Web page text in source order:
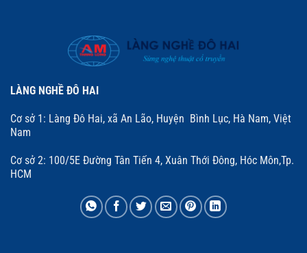
LÀNG NGHỀ ĐÔ HAI
Cơ sở 1: Làng Đô Hai, xã An Lão, Huyện Bình Lục, Hà Nam, Việt
Nam
Cơ sở 2: 100/5E Đường Tân Tiến 4, Xuân Thới Đông, Hóc Môn,Tp.
HCM